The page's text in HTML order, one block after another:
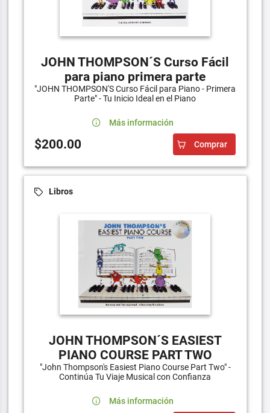
JOHN THOMPSON´S Curso Fácil
para piano primera parte
"JOHN THOMPSON'S Curso Fácil para Piano - Primera
Parte" - Tu Inicio Ideal en el Piano
Más información
$200.00 Comprar
Libros
JOHN THOMPSON´S EASIEST
PIANO COURSE PART TWO
"John Thompson's Easiest Piano Course Part Two" -
Continúa Tu Viaje Musical con Confianza
Más información